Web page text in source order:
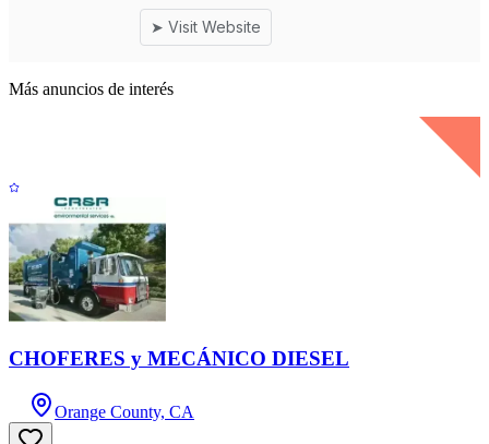
Más anuncios de interés
CHOFERES y MECÁNICO DIESEL
Orange County, CA